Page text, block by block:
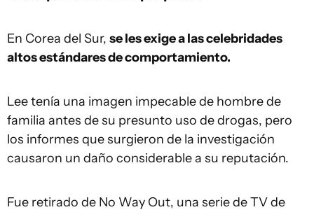
En Corea del Sur, se les exige a las celebridades
altos estándares de comportamiento.
Lee tenía una imagen impecable de hombre de
familia antes de su presunto uso de drogas, pero
los informes que surgieron de la investigación
causaron un daño considerable a su reputación.
Fue retirado de No Way Out, una serie de TV de